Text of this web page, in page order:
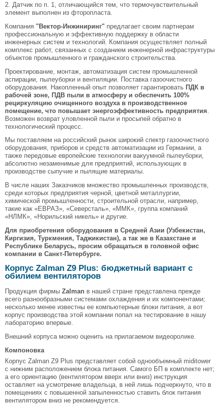
2. Датчик по п. 1, отличающийся тем, что термочувствительный
элемент выполнен из фторопласта.
Компания "Вектор-Инжиниринг" предлагает своим партнерам
профессиональную и эффективную поддержку в области
инженерных систем и технологий. Компания осуществляет полный
комплекс работ, связанных с созданием инженерной инфраструктуры
объектов промышленного и гражданского строительства.
Проектирование, монтаж, автоматизация систем промышленной
аспирации, пылеуборки и вентиляции. Поставка газоочистного
оборудования. Накопленный опыт позволяет гарантировать ПДК в
рабочей зоне, ПДВ пыли в атмосферу и обеспечить 100%
рециркуляцию очищенного воздуха в производственное
помещение, что повышает энергоэффективность предприятия
Возможен возврат уловленной пыли и просыпей обратно в
технологический процесс.
Мы поставляем на российский рынок широкий спектр газоочистного
оборудования, приборов и средств автоматизации из Германии, а
также передовые европейские технологии вакуумной пылеуборки,
абсолютно незаменимые для предприятий, использующих в
производстве сыпучие и пылящие материалы.
В числе наших Заказчиков множество промышленных производств,
среди которых предприятия черной, цветной металлургии,
химической промышленности, строительной отрасли, например,
такие как «ЕВРАЗ», «Северсталь», «ММК», группа компаний
«НЛМК», «Норильский никель» и другие.
Для приобретения оборудования в Средней Азии (Узбекистан,
Киргизия, Туркмения, Таджикистан), а так же в Казахстане и
Республике Беларусь, просим обращаться в головной офис
компании в Санкт-Петербурге.
Корпус Zalman Z9 Plus: бюджетный вариант с
обилием вентиляторов
Продукция фирмы Zalman в нашей стране представлена прежде
всего разнообразными системами охлаждения и их компонентами;
несколько менее известны ее компьютерные блоки питания, а вот
корпус производства этой компании попал на тестирование в нашу
лабораторию впервые.
Внешний корпуса можно оценить на прилагаемом видеоролике.
Компоновка
Корпус Zalman Z9 Plus представляет собой однообъемный miditower
с нижним расположением блока питания. Самого БП в комплекте нет;
а его ориентацию (вентилятором вверх или вниз) инструкция
оставляет на усмотрение владельца, в ней лишь подчеркнуто, что в
помещениях с повышенной запыленностью ставить блок питания
вентилятором вниз не рекомендуется.